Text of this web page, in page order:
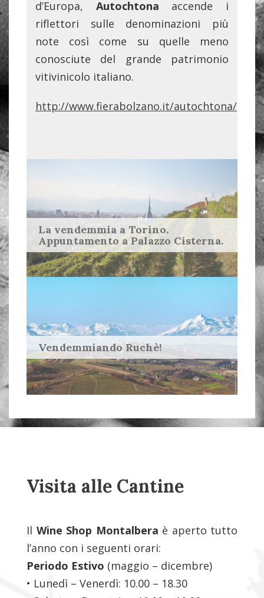
d’Europa, Autochtona accende i
riflettori sulle denominazioni più
note così come su quelle meno
conosciute del grande patrimonio
vitivinicolo italiano.
http://www.fierabolzano.it/autochtona/
La vendemmia a Torino.
Appuntamento a Palazzo Cisterna.
Vendemmiando Ruchè!
Visita alle Cantine
Il Wine Shop Montalbera è aperto tutto
l’anno con i seguenti orari:
Periodo Estivo (maggio – dicembre)
• Lunedì – Venerdì: 10.00 – 18.30